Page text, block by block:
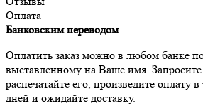
Оплата
Банковским переводом
Оплатить заказ можно в любом банке по
выставленному на Ваше имя.
распечатайте его, произведите оплату
дней и ожидайте доставку.